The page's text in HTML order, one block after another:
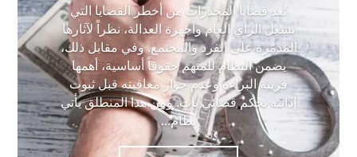
تُعد قضايا المخدرات من أخطر القضايا التي
تشغل الرأي العام وأجهزة العدالة، نظراً لآثارها
المدمّرة على الفرد والمجتمع. وفي مقابل ذلك،
يضمن النظام للمتهم حقوقاً أساسية، أهمها
قرينة البراءة وعدم جواز معاقبته قبل ثبوت
إدانته بحكم قضائي بات. ومن هذا المنطلق يأتي
نظام...